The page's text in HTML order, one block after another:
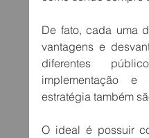
De fato, cada uma
vantagens e
diferentes
implementação
estratégia também
O ideal é possuir